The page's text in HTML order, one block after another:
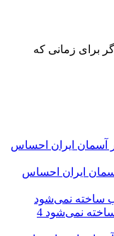
برای زمانی که
ایران احساس
نمی‌شود 4